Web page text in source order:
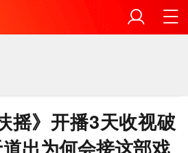
摇》开播3天收视破
出为何会接这部戏